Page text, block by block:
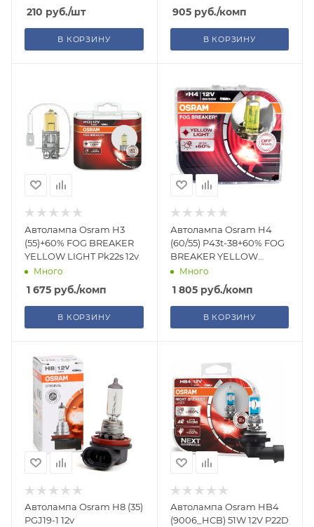
210 руб./шт
В КОРЗИНУ
905руб./комп
В КОРЗИНУ
Автолампа Osram H3
(55)+60% FOG BREAKER
YELLOW LIGHT Pk22s 12v
Много
1 675 руб./комп
В КОРЗИНУ
Автолампа Osram H4
(60/55) P43t-38+60% FOG
BREAKER YELLOW
LIGHT,12V
Много
1 805руб./комп
В КОРЗИНУ
Автолампа Osram H8 (35)
PGJ19-1 12v
Автолампа Osram HB4
(9006_HCB) 51W 12V P22D